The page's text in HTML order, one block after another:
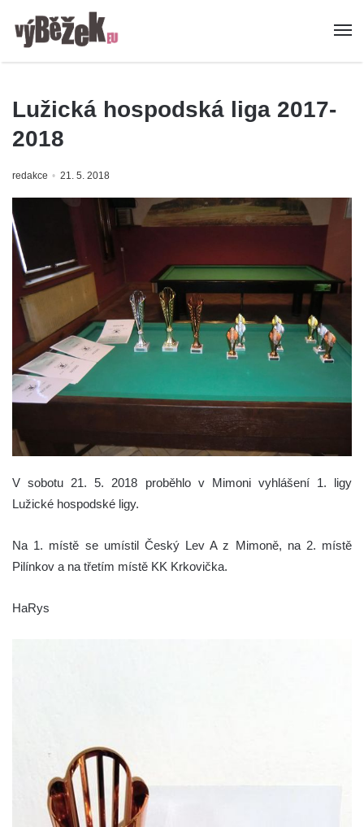
Lužická hospodská liga 2017-
2018
redakce 21. 5. 2018
V sobotu 21. 5. 2018 proběhlo v Mimoni vyhlášení 1. ligy
Lužické hospodské ligy.
Na 1. místě se umístil Český Lev A z Mimoně, na 2. místě
Pilínkov a na třetím místě KK Krkovička.
HaRys